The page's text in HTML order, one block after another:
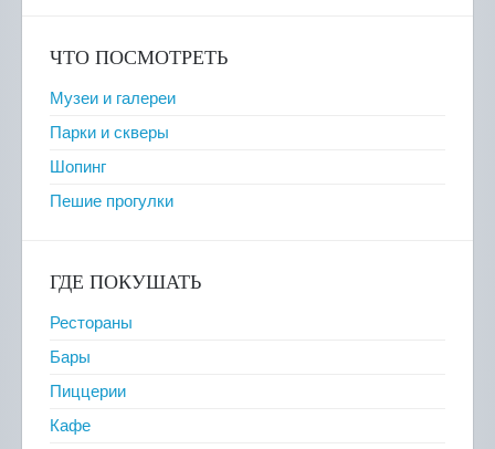
ЧТО ПОСМОТРЕТЬ
Музеи и галереи
Парки и скверы
Шопинг
Пешие прогулки
ГДЕ ПОКУШАТЬ
Рестораны
Бары
Пиццерии
Кафе